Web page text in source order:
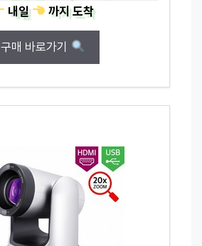
내일
까지도착
구매 바로가기